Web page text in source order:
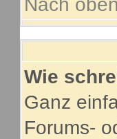
Nach oben
Wie
Ganz
Forums-